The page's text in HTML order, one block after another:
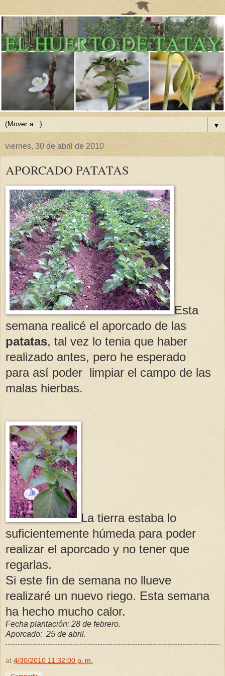
▼
viernes, 30 de abril de 2010
APORCADO PATATAS
Esta
semana realicé el aporcado de las
patatas, tal vez lo tenia que haber
realizado antes, pero he esperado
para así poder limpiar el campo de las
malas hierbas.
La tierra estaba lo
suficientemente húmeda para poder
realizar el aporcado y no tener que
regarlas.
Si este fin de semana no llueve
realizaré un nuevo riego. Esta semana
ha hecho mucho calor.
Fecha plantación: 28 de febrero.
Aporcado: 25 de abril.
at 4/30/2010 11:32:00 p. m.